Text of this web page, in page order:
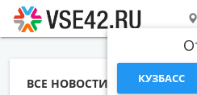
КУЗБАСС
ВСЕ НОВОСТИ СТАТЬИ